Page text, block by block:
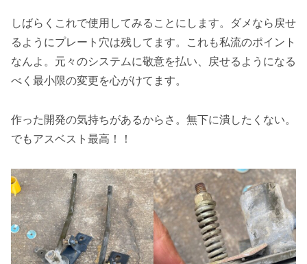
しばらくこれで使用してみることにします。ダメなら戻せ
るようにプレート穴は残してます。これも私流のポイント
なんよ。元々のシステムに敬意を払い、戻せるようになる
べく最小限の変更を心がけてます。
作った開発の気持ちがあるからさ。無下に潰したくない。
でもアスベスト最高！！